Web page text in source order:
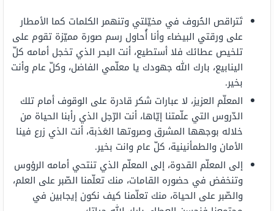
تَتراقص الحُروف في مخيّلتي وتنهمر الكلمات كما الأمطار
على ورقتي البيضاء وأنا أُحاول رسم صورة مميّزة تقوم على
تلخيص عطائك فلا أستطيع، أنت البحر الذي تخجل أمامه كلّ
الينابيع، بارك الله جهودك يا معلّمي الفاضل، وكلّ عام وأنت
بخير.
المعلّم العزيز، لا عبارات شكر قادرة على الوقوف أمام تلك
الدّروس التي علّمتنا إيّاها، أنت الرّجل الذي رأبنا الحياة من
خلاله بوجهها المشرق وصروتها العَذبة، أنت الذي زرع فينا
الأمان والطمأنينية، كلّ عام وانت بخير.
إلى المعلّم القدوة، إلى المعلّم الذي تنتحي أمامه الرؤوس
وتنخفض في حضوره القامات، منك تعلّمنا الصّبر على العلم،
والصّبر على الحياة، منك تعلّمنا كيف نكون إيجابين في